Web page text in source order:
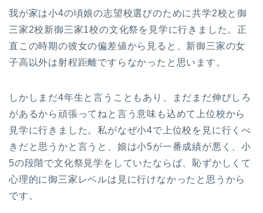
我が家は小4の頃娘の志望校選びのために共学2校と御
三家2校新御三家1校の文化祭を見学に行きました。正
直この時期の彼女の偏差値から見ると、新御三家の女
子高以外は射程距離ですらなかったと思います。
しかしまだ4年生と言うこともあり、まだまだ伸びしろ
があるから頑張ってねと言う意味も込めて上位校から
見学に行きました。私がなぜ小4で上位校を見に行くべ
きだと思うかと言うと、娘は小5が一番成績が悪く、小
5の段階で文化祭見学をしていたならば、恥ずかしくて
心理的に御三家レベルは見に行けなかったと思うから
です。